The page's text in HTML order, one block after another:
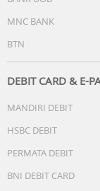
MNC BANK
BTN
DEBIT CARD & E-
MANDIRI DEBIT
HSBC DEBIT
PERMATA DEBIT
BNI DEBIT CARD